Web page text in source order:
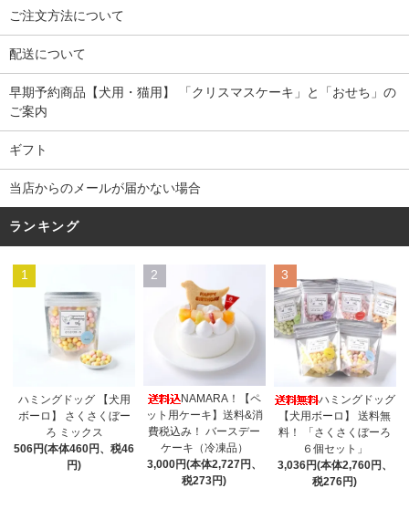
ご注文方法について
配送について
早期予約商品【犬用・猫用】 「クリスマスケーキ」と「おせち」の
ご案内
ギフト
当店からのメールが届かない場合
ランキング
1
ハミングドッグ 【犬用
ボーロ】 さくさくぼー
ろ ミックス
506円(本体460円、税46
円)
2
NAMARA！【ペ
ット用ケーキ】送料&消
費税込み！ バースデー
ケーキ（冷凍品）
3,000円(本体2,727円、
税273円)
3
ハミングドッグ
【犬用ボーロ】 送料無
料！ 「さくさくぼーろ
６個セット」
3,036円(本体2,760円、
税276円)